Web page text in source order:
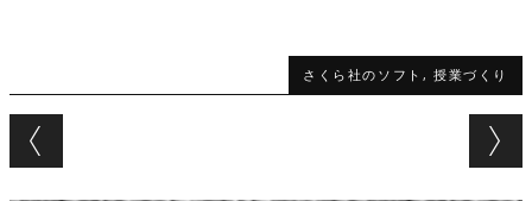
さくら社のソフト , 授業づくり
Post navigation